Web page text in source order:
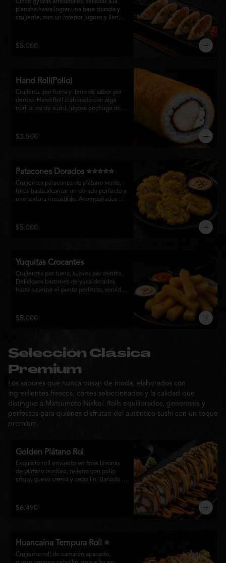
Cinco gyozas artesanales, selladas a la
plancha hasta lograr una base dorada y
crujiente, con un interior jugoso y lleno
perfecto entre tradición japonesa y la
esencia de la cocina nikkei, ideales para
$5.000
Hand Roll(Pollo)
Crujiente por fuera y lleno de sabor por
dentro. Hand Roll elaborado con alga
nori, arroz de sushi, jugosa pechuga de
combinación perfecta de textura y
cremosidad que convierte este clásico en
$3.500
Patacones Dorados ⭐⭐⭐⭐⭐
Crujientes patacones de plátano verde,
fritos hasta alcanzar un dorado perfecto y
una textura irresistible. Acompañados de
disfrutar como entrada con el auténtico
sabor de la cocina nikkei.
$5.000
Yuquitas Crocantes
Crujientes por fuera, suaves por dentro.
Deliciosos bastones de yuca dorados
hasta alcanzar el punto perfecto, servidos
compartir o complementar cualquier
experiencia Matsumoto Nikkei.
$5.000
Selección Clásica
Premium
Los sabores que nunca pasan de moda, elaborados con
ingredientes frescos, cortes seleccionados y la calidad que
distingue a Matsumoto Nikkei. Rolls equilibrados, generosos y
perfectos para quienes disfrutan del auténtico sushi con un toque
premium.
Golden Plátano Rol
Exquisito roll envuelto en finas láminas
de plátano maduro, relleno con pollo
crispy, queso crema y cebollín. Bañado
tostado y cebollín fresco. Una
combinación perfecta entre el dulzor del
$6.490
Huancaína Tempura Roll ⭐
Crujiente roll de camarón apanado,